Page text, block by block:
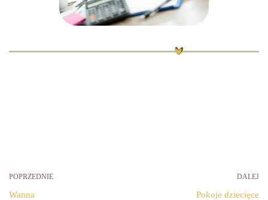
POPRZEDNIE
Wanna
DALEJ
Pokoje dziecięce